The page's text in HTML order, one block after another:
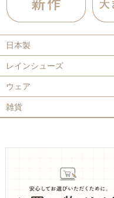
日本製
レインシューズ
ウェア
雑貨